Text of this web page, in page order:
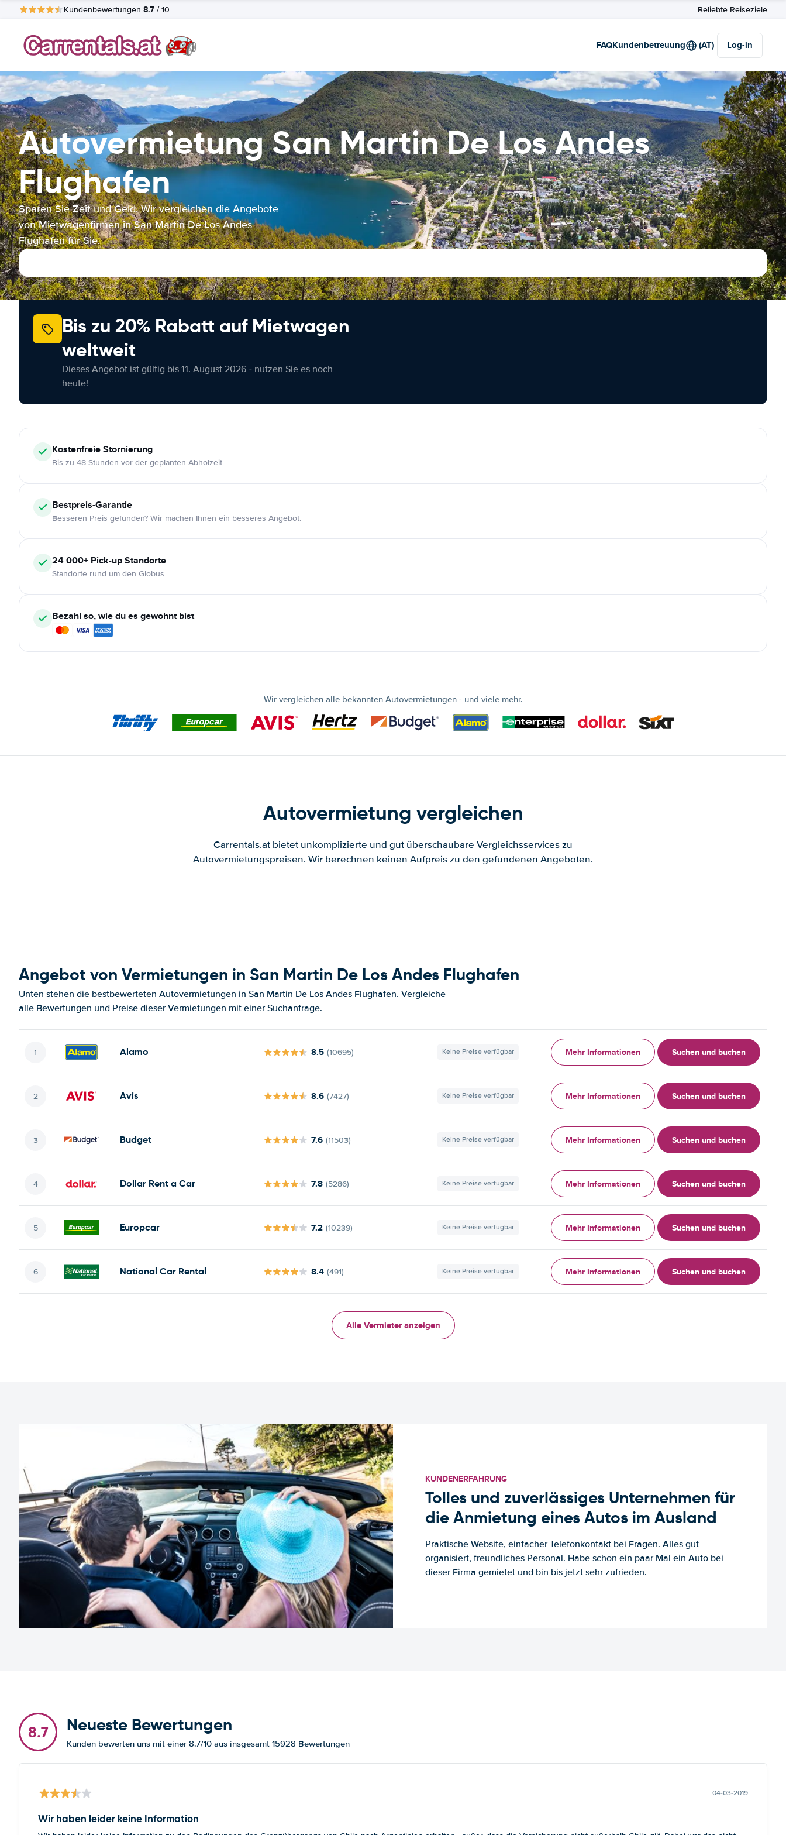
Kundenbewertungen 8.7 / 10 Beliebte Reiseziele
FAQKundenbetreuung (AT) Log-in
Autovermietung San Martin De Los Andes
Flughafen
Sparen Sie Zeit und Geld. Wir vergleichen die Angebote
von Mietwagenfirmen in San Martin De Los Andes
Flughafen für Sie.
Bis zu 20% Rabatt auf Mietwagen
weltweit
Dieses Angebot ist gültig bis 11. August 2026 - nutzen Sie es noch
heute!
KostenfreieStornierung
Bis zu 48 Stunden vor der geplanten Abholzeit
Bestpreis-Garantie
Besseren Preis gefunden? Wir machen Ihnen ein besseres Angebot.
24 000+ Pick-up Standorte
Standorte rund um den Globus
Bezahl so, wie du es gewohnt bist
Wir vergleichen alle bekannten Autovermietungen - und viele mehr.
Autovermietung vergleichen
Carrentals.at bietet unkomplizierte und gut überschaubare Vergleichsservices zu
Autovermietungspreisen. Wir berechnen keinen Aufpreis zu den gefundenen Angeboten.
Angebot von Vermietungen in San Martin De Los Andes Flughafen
Unten stehen die bestbewerteten Autovermietungen in San Martin De Los Andes Flughafen. Vergleiche
alle Bewertungen und Preise dieser Vermietungen mit einer Suchanfrage.
Alamo 8.5 (10695) Keine Preise verfügbar Mehr Informationen Suchen und buchen
Avis 8.6 (7427) Keine Preise verfügbar Mehr Informationen Suchen und buchen
Budget 7.6 (11503) Keine Preise verfügbar Mehr Informationen Suchen und buchen
Dollar Rent a Car 7.8 (5286) Keine Preise verfügbar Mehr Informationen Suchen und buchen
Europcar 7.2 (10239) Keine Preise verfügbar Mehr Informationen Suchen und buchen
National Car Rental 8.4 (491) Keine Preise verfügbar Mehr Informationen Suchen und buchen
Alle Vermieter anzeigen
KUNDENERFAHRUNG
Tolles und zuverlässiges Unternehmen für
die Anmietung eines Autos im Ausland
Praktische Website, einfacher Telefonkontakt bei Fragen. Alles gut
organisiert, freundliches Personal. Habe schon ein paar Mal ein Auto bei
dieser Firma gemietet und bin bis jetzt sehr zufrieden.
8.7 Neueste Bewertungen
Kunden bewerten uns mit einer 8.7/10 aus insgesamt 15928 Bewertungen
04-03-2019
Wir haben leider keine Information